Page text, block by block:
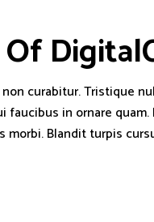
Digital
curabitur. Tristique
in ornare
Blandit turpis